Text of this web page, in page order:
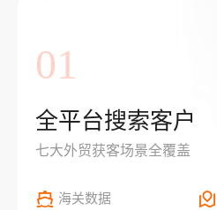
01
全平台搜索客户
七大外贸获客场景全覆盖
海关数据